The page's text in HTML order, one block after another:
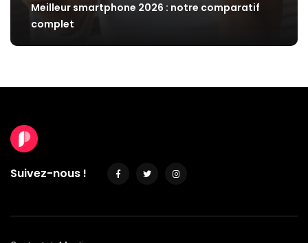
Meilleur smartphone 2026 : notre comparatif
complet
Suivez-nous !